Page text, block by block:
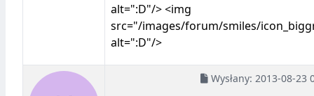
alt=":D"/> <img
src="/images/forum/smiles/
alt=":D"/>
Wysłany: 2013-08-23